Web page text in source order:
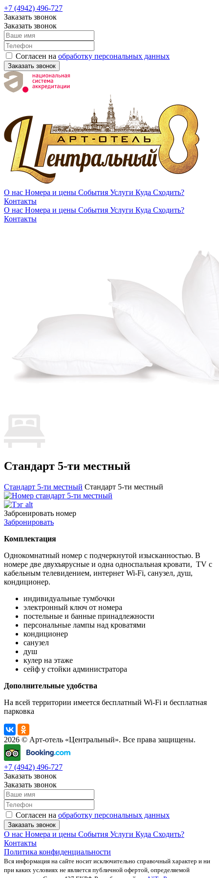
+7 (4942) 496-727
Заказать звонок
Заказать звонок
Согласен на обработку персональных данных
Заказать звонок
О нас Номера и цены События Услуги Куда Сходить?
Контакты
О нас Номера и цены События Услуги Куда Сходить?
Контакты
Стандарт 5-ти местный
Стандарт 5-ти местный Стандарт 5-ти местный
Забронировать номер
Забронировать
Комплектация
Однокомнатный номер с подчеркнутой изысканностью. В
номере две двухъярусные и одна односпальная кровати, TV с
кабельным телевидением, интернет Wi-Fi, санузел, душ,
кондиционер.
индивидуальные тумбочки
электронный ключ от номера
постельные и банные принадлежности
персональные лампы над кроватями
кондиционер
санузел
душ
кулер на этаже
сейф у стойки администратора
Дополнительные удобства
На всей территории имеется бесплатный Wi-Fi и бесплатная
парковка
2026 © Арт-отель «Центральный». Все права защищены.
+7 (4942) 496-727
Заказать звонок
Заказать звонок
Согласен на обработку персональных данных
Заказать звонок
О нас Номера и цены События Услуги Куда Сходить?
Контакты
Политика конфиденциальности
Вся информация на сайте носит исключительно справочный характер и ни
при каких условиях не является публичной офертой, определяемой